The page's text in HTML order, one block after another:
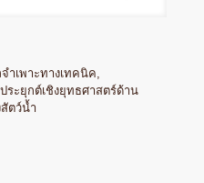
เพาะทางเทคนิค,
ะยุกต์เชิงยุทธศาสตร์ด้าน
ตว์น้ำ